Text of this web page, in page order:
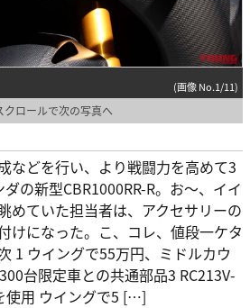
(画像 No.1/11)
クロールで次の写真へ
などを行い、より戦闘力を高めて3
の新型CBR1000RR-R。お〜、イイ
めていた担当者は、アクセサリーの
けになった。こ、コレ、値段一ケタ
1 ウイングで55万円、ミドルカウ
台限定車との共通部品3 RC213V-
使用 ウイングで5 […]